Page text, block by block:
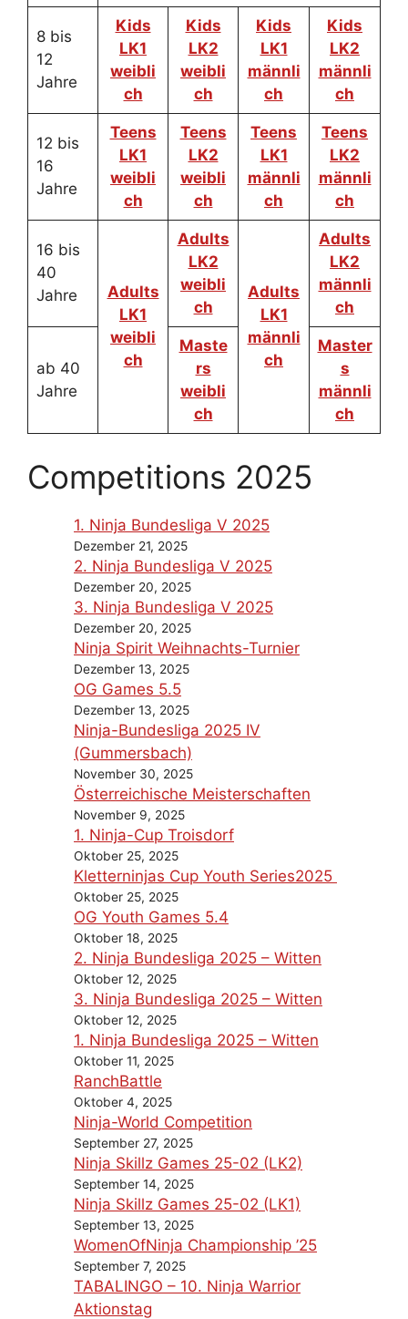
8 bis
12
Jahre
Kids
LK1
weibli
ch
Kids
LK2
weibli
ch
Kids
LK1
männli
ch
Kids
LK2
männli
ch
12 bis
16
Jahre
Teens
LK1
weibli
ch
Teens
LK2
weibli
ch
Teens
LK1
männli
ch
Teens
LK2
männli
ch
16 bis
40
Jahre
Adults
LK1
weibli
ch
Adults
LK2
weibli
ch
Adults
LK1
männli
ch
Adults
LK2
männli
ch
ab 40
Jahre
Maste
rs
weibli
ch
Master
s
männli
ch
Competitions 2025
1. Ninja Bundesliga V 2025
Dezember 21, 2025
2. Ninja Bundesliga V 2025
Dezember 20, 2025
3. Ninja Bundesliga V 2025
Dezember 20, 2025
Ninja Spirit Weihnachts-Turnier
Dezember 13, 2025
OG Games 5.5
Dezember 13, 2025
Ninja-Bundesliga 2025 IV
(Gummersbach)
November 30, 2025
Österreichische Meisterschaften
November 9, 2025
1. Ninja-Cup Troisdorf
Oktober 25, 2025
Kletterninjas Cup Youth Series2025
Oktober 25, 2025
OG Youth Games 5.4
Oktober 18, 2025
2. Ninja Bundesliga 2025 – Witten
Oktober 12, 2025
3. Ninja Bundesliga 2025 – Witten
Oktober 12, 2025
1. Ninja Bundesliga 2025 – Witten
Oktober 11, 2025
RanchBattle
Oktober 4, 2025
Ninja-World Competition
September 27, 2025
Ninja Skillz Games 25-02 (LK2)
September 14, 2025
Ninja Skillz Games 25-02 (LK1)
September 13, 2025
WomenOfNinja Championship ’25
September 7, 2025
TABALINGO – 10. Ninja Warrior
Aktionstag